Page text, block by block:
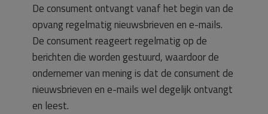
De consument ontvangt vanaf het begin van de
opvang regelmatig nieuwsbrieven en e-mails.
De consument reageert regelmatig op de
berichten die worden gestuurd, waardoor de
ondernemer van mening is dat de consument de
nieuwsbrieven en e-mails wel degelijk ontvangt
en leest.